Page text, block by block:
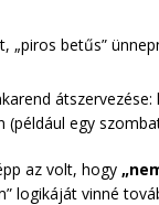
„piros betűs”
(például egy
az volt, hogy
logikáját vinné